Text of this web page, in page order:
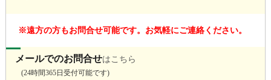
遠方の方もお問合せ可能です。お気軽にご連絡ください。
メールでのお問合せはこちら
(24時間365日受付可能です)